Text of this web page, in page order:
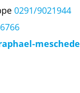
0291/9021944